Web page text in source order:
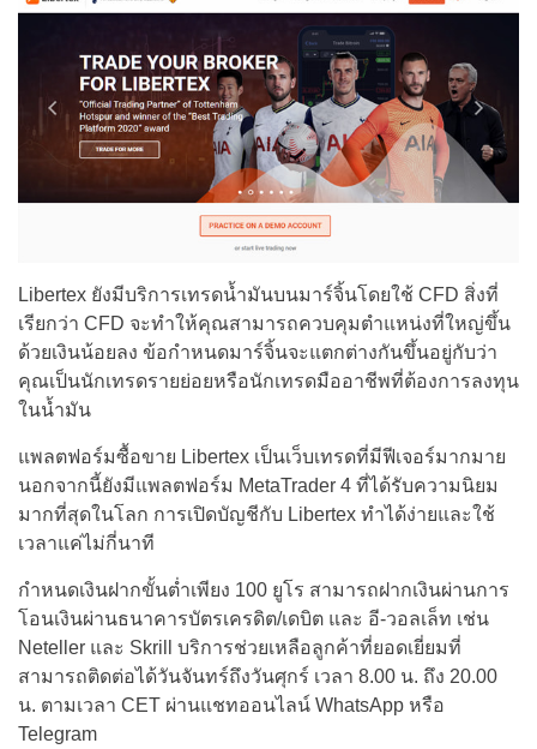
Libertex ยังมีบริการเทรดน้ำมันบนมาร์จิ้นโดยใช้ CFD สิ่งที่
เรียกว่า CFD จะทำให้คุณสามารถควบคุมตำแหน่งที่ใหญ่ขึ้น
ด้วยเงินน้อยลง ข้อกำหนดมาร์จิ้นจะแตกต่างกันขึ้นอยู่กับว่า
คุณเป็นนักเทรดรายย่อยหรือนักเทรดมืออาชีพที่ต้องการลงทุน
ในน้ำมัน
แพลตฟอร์มซื้อขาย Libertex เป็นเว็บเทรดที่มีฟีเจอร์มากมาย
นอกจากนี้ยังมีแพลตฟอร์ม MetaTrader 4 ที่ได้รับความนิยม
มากที่สุดในโลก การเปิดบัญชีกับ Libertex ทำได้ง่ายและใช้
เวลาแค่ไม่กี่นาที
กำหนดเงินฝากขั้นต่ำเพียง 100 ยูโร สามารถฝากเงินผ่านการ
โอนเงินผ่านธนาคารบัตรเครดิต/เดบิต และ อี-วอลเล็ท เช่น
Neteller และ Skrill บริการช่วยเหลือลูกค้าที่ยอดเยี่ยมที่
สามารถติดต่อได้วันจันทร์ถึงวันศุกร์ เวลา 8.00 น. ถึง 20.00
น. ตามเวลา CET ผ่านแชทออนไลน์ WhatsApp หรือ
Telegram